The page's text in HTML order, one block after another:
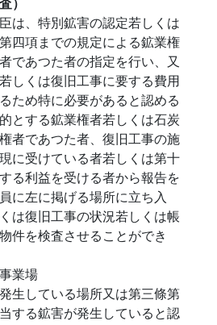
は、特別鉱害の認定若しくは
四項までの規定による鉱業権
であつた者の指定を行い、又
しくは復旧工事に要する費用
ため特に必要があると認める
とする鉱業権者若しくは石炭
者であつた者、復旧工事の施
に受けている者若しくは第十
る利益を受ける者から報告を
に左に掲げる場所に立ち入
は復旧工事の状況若しくは帳
件を検査させることができ
業場
生している場所又は第三條第
する鉱害が発生していると認